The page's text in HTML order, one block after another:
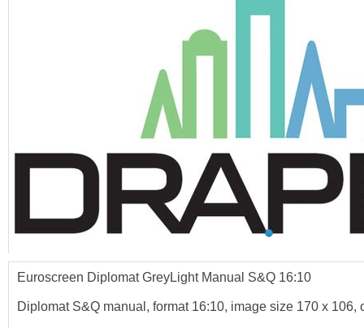
Euroscreen Diplomat GreyLight Manual S&Q 16:10
Diplomat S&Q manual, format 16:10, image size 170 x 106,